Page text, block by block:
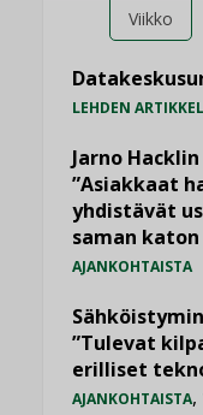
Viikko
LEHDEN
Jarno
”Asiakkaat
yhdistävät
saman katon
AJANKOHTAISTA
”Tulevat
erilliset
AJANKOHTAISTA,